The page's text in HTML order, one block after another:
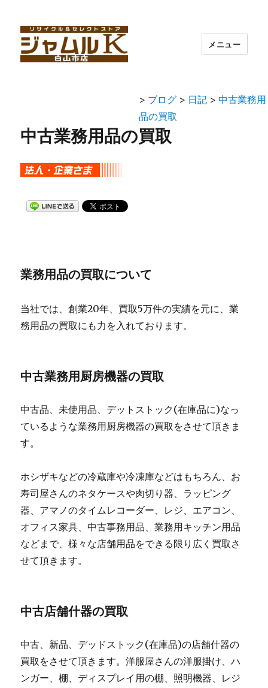
メニュー
> ブログ > 日記 > 中古業務用
品の買取
中古業務用品の買取
業務用品の買取について
当社では、創業20年、買取5万件の実績を元に、業
務用品の買取にも力を入れております。
中古業務用厨房機器の買取
中古品、未使用品、デットストック(在庫品に)なっ
ているような業務用厨房機器の買取をさせて頂きま
す。
ホシザキなどの冷蔵庫や冷凍庫などはもちろん、お
寿司屋さんのネタケースや肉切り器、ラッピング
器、アマノのタイムレコーダー、レジ、エアコン、
オフィス家具、中古事務用品、業務用キッチン用品
などまで、様々な店舗用品をできる限り広く買取さ
せて頂きます。
中古店舗什器の買取
中古、新品、デッドストック(在庫品)の店舗什器の
買取をさせて頂きます。洋服屋さんの洋服掛け、ハ
ンガー、棚、ディスプレイ用の棚、照明機器、レジ